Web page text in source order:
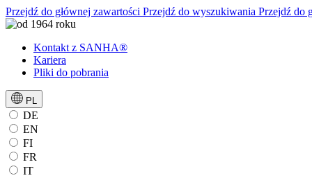
Przejdź do głównej zawartości Przejdź do wyszukiwania Przejdź do
Kontakt z SANHA®
Kariera
Pliki do pobrania
PL
DE
EN
FI
FR
IT